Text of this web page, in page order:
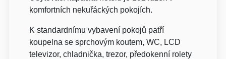
komfortních nekuřáckých pokojích.
K standardnímu vybavení pokojů patří
koupelna se sprchovým koutem, WC, LCD
televizor, chladnička, trezor, předokenní rolety